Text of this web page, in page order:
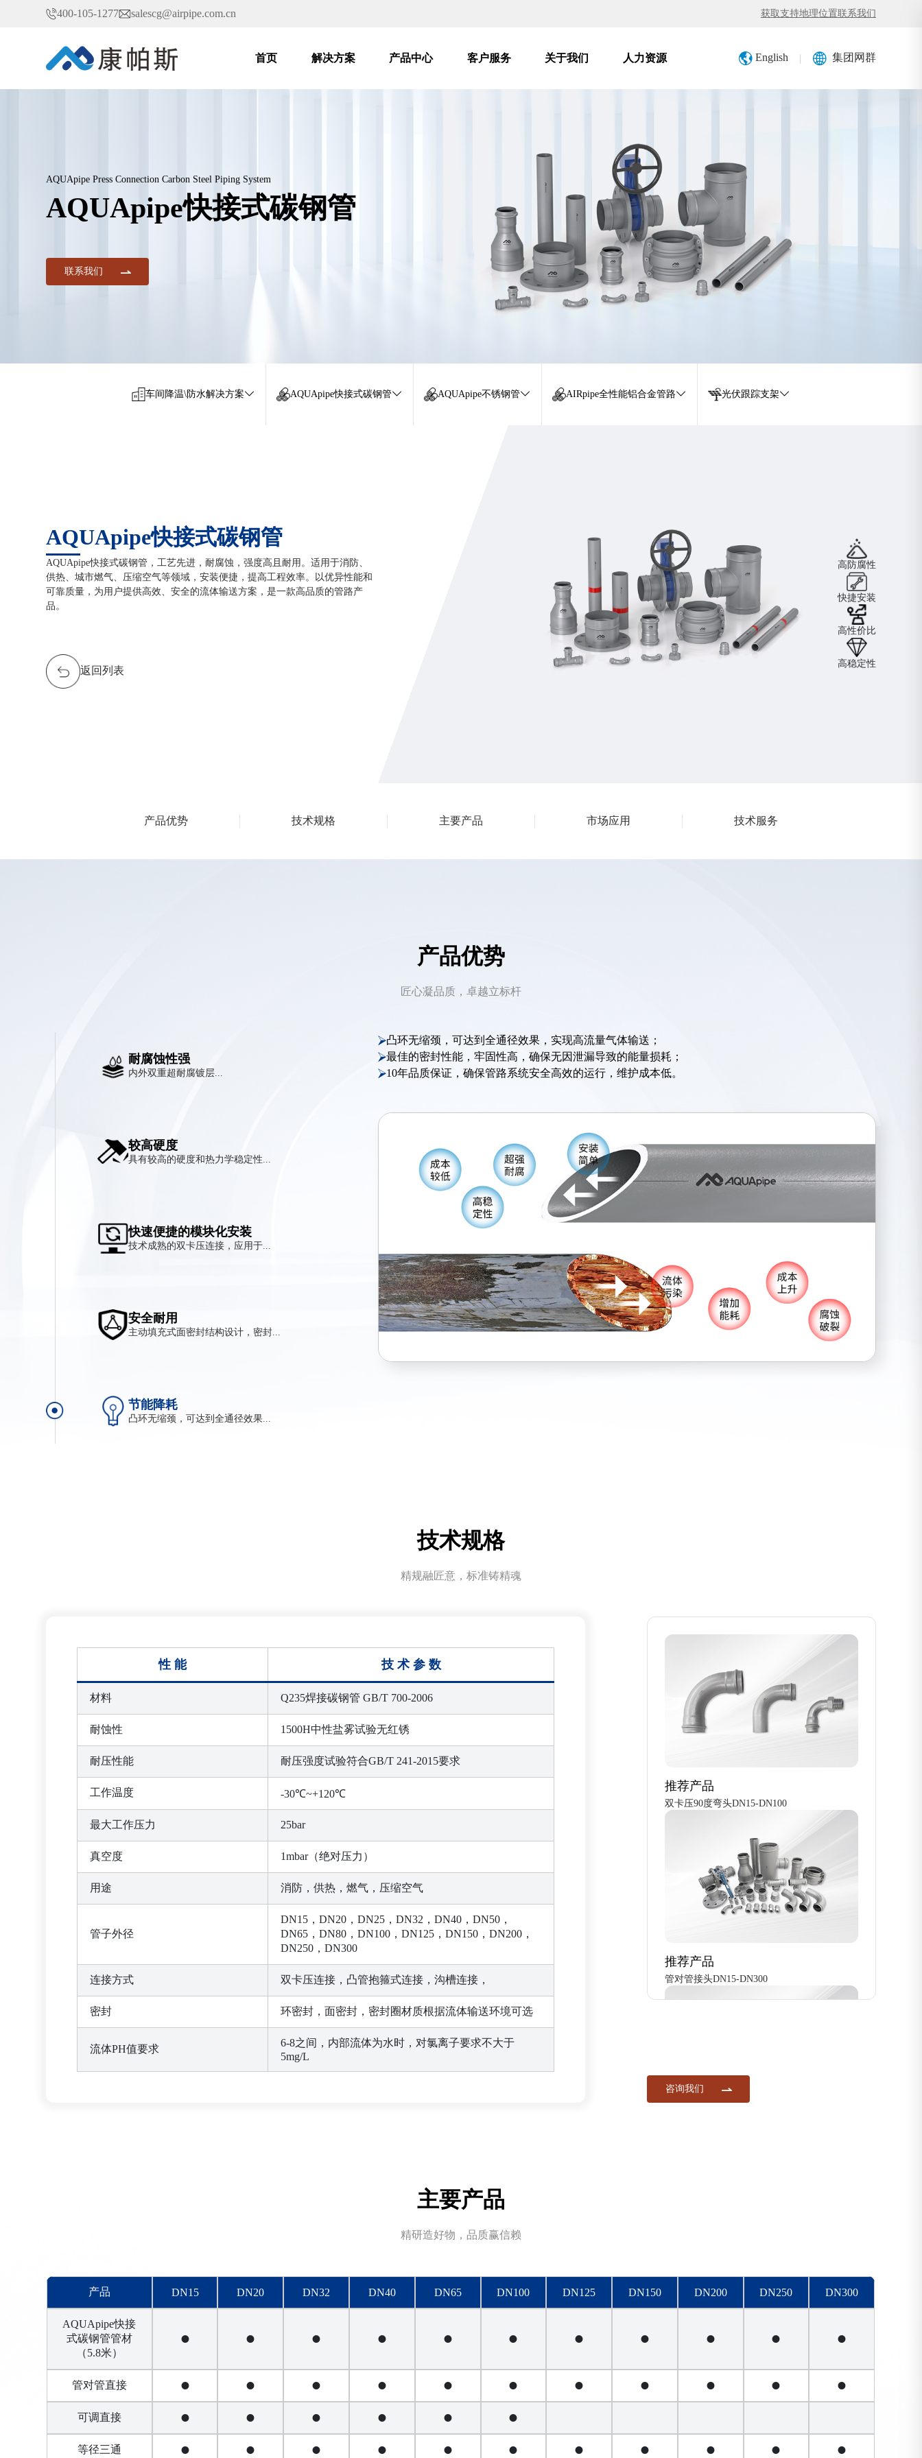
400-105-1277 salescg@airpipe.com.cn 获取支持地理位置联系我们
首页 解决方案 产品中心 客户服务 关于我们 人力资源 English | 集团网群
AQUApipe Press Connection Carbon Steel Piping System
AQUApipe快接式碳钢管
联系我们
车间降温\防水解决方案 AQUApipe快接式碳钢管 AQUApipe不锈钢管 AIRpipe全性能铝合金管路 光伏跟踪支架
AQUApipe快接式碳钢管
AQUApipe快接式碳钢管，工艺先进，耐腐蚀，强度高且耐用。适用于消防、
供热、城市燃气、压缩空气等领域，安装便捷，提高工程效率。以优异性能和
可靠质量，为用户提供高效、安全的流体输送方案，是一款高品质的管路产
品。
返回列表
高防腐性
快捷安装
高性价比
高稳定性
产品优势 技术规格 主要产品 市场应用 技术服务
产品优势
匠心凝品质，卓越立标杆
耐腐蚀性强
内外双重超耐腐镀层...
较高硬度
具有较高的硬度和热力学稳定性...
快速便捷的模块化安装
技术成熟的双卡压连接，应用于...
安全耐用
主动填充式面密封结构设计，密封...
节能降耗
凸环无缩颈，可达到全通径效果...
内外双重超耐腐镀层，长达1500小时盐雾测试无红锈，大大提升了产品的使用寿命和安全性；
确保长时间管路不被腐蚀，有效避免锈垢等杂质在管道内堆积，降低能量损耗；
技术规格
精规融匠意，标准铸精魂
性 能 技 术 参 数
材料 Q235焊接碳钢管 GB/T 700-2006
耐蚀性 1500H中性盐雾试验无红锈
耐压性能 耐压强度试验符合GB/T 241-2015要求
工作温度 -30℃~+120℃
最大工作压力 25bar
真空度 1mbar（绝对压力）
用途 消防，供热，燃气，压缩空气
管子外径
DN15，DN20，DN25，DN32，DN40，DN50，
DN65，DN80，DN100，DN125，DN150，DN200，
DN250，DN300
连接方式 双卡压连接，凸管抱箍式连接，沟槽连接，
密封 环密封，面密封，密封圈材质根据流体输送环境可选
流体PH值要求
6-8之间，内部流体为水时，对氯离子要求不大于
5mg/L
推荐产品
双卡压90度弯头DN15-DN100
推荐产品
管对管接头DN15-DN300
咨询我们
主要产品
精研造好物，品质赢信赖
产品 DN15 DN20 DN32 DN40 DN65 DN100 DN125 DN150 DN200 DN250 DN300
AQUApipe快接
式碳钢管管材
（5.8米）
• • • • • • • • • • •
管对管直接 • • • • • • • • • • •
可调直接 • • • • • •
等径三通 • • • • • • • • • • •